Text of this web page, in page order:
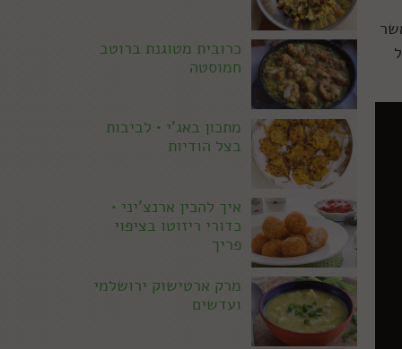
כרובית מטוגנת ברוטב
חמוסטה
מתכון באג'י • לביבות
בצל הודיות
איך להכין ארנצ'יני •
כדורי ריזוטו בציפוי
פריך
מרק ארטישוק ירושלמי
ועדשים